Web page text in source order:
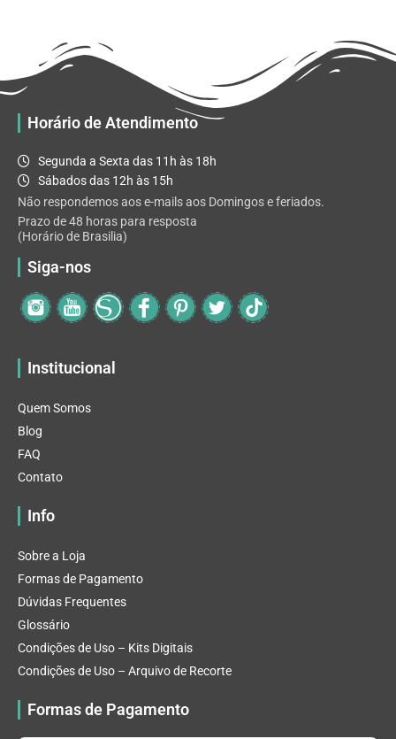
Horário de Atendimento
Segunda a Sexta das 11h às 18h
Sábados das 12h às 15h
Não respondemos aos e-mails aos Domingos e feriados.
Prazo de 48 horas para resposta
(Horário de Brasilia)
Siga-nos
Institucional
Quem Somos
Blog
FAQ
Contato
Info
Sobre a Loja
Formas de Pagamento
Dúvidas Frequentes
Glossário
Condições de Uso – Kits Digitais
Condições de Uso – Arquivo de Recorte
Formas de Pagamento